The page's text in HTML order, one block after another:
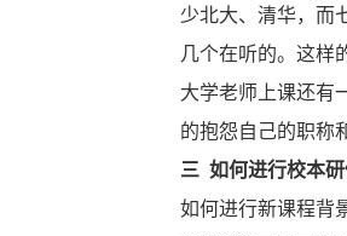
少北大、清华，而
几个在听的。这样
大学老师上课还有
的抱怨自己的职称
三 如何进行校本
如何进行新课程背